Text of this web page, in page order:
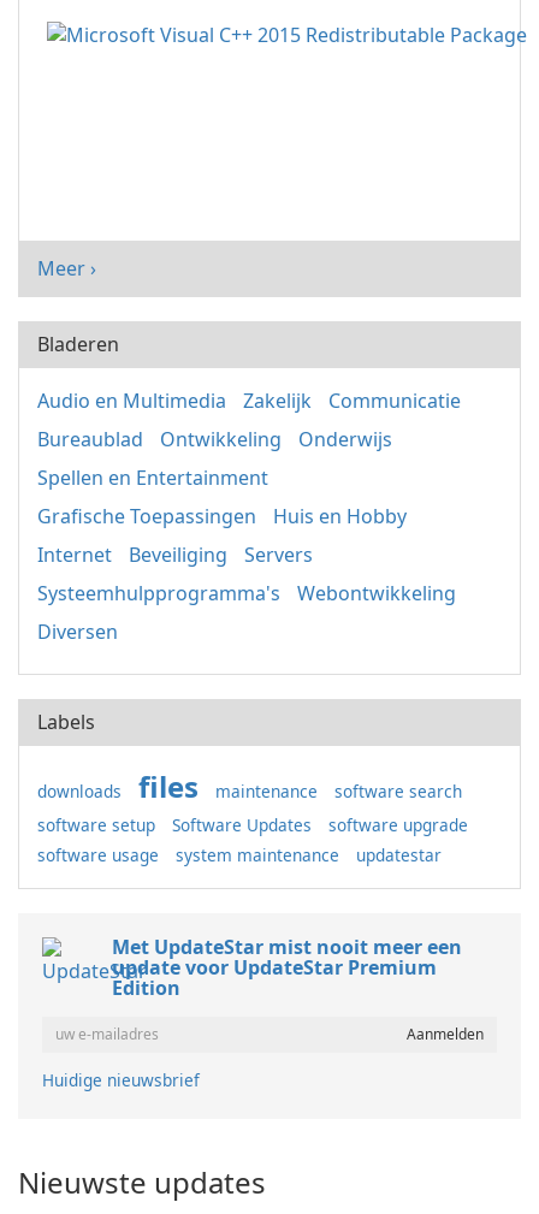
Meer ›
Bladeren
Audio en Multimedia Zakelijk
Communicatie
Bureaublad
Ontwikkeling
Onderwijs
Spellen en Entertainment
Grafische Toepassingen
Huis en Hobby
Internet
Beveiliging
Servers
Systeemhulpprogramma's
Webontwikkeling
Diversen
Labels
downloads files maintenance
software search
software setup
Software Updates
software upgrade
software usage
system maintenance updatestar
Met UpdateStar mist nooit meer een
update voor UpdateStar Premium
Edition
Huidige nieuwsbrief
Nieuwste updates